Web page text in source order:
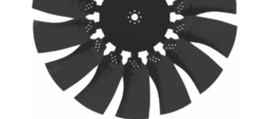
决
了
气
体
压
的
过
冷
问
题